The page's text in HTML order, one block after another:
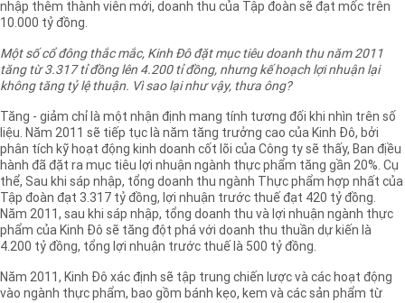
nhập thêm thành viên mới, doanh thu của Tập đoàn sẽ đạt mốc trên
10.000 tỷ đồng.
Một số cổ đông thắc mắc, Kinh Đô đặt mục tiêu doanh thu năm 2011
tăng từ 3.317 tỉ đồng lên 4.200 tỉ đồng, nhưng kế hoạch lợi nhuận lại
không tăng tỷ lệ thuận. Vì sao lại như vậy, thưa ông?
Tăng - giảm chỉ là một nhận định mang tính tương đối khi nhìn trên số
liệu. Năm 2011 sẽ tiếp tục là năm tăng trưởng cao của Kinh Đô, bởi
phân tích kỹ hoạt động kinh doanh cốt lõi của Công ty sẽ thấy, Ban địều
hành đã đặt ra mục tiêu lợi nhuận ngành thực phẩm tăng gần 20%. Cụ
thể, Sau khi sáp nhập, tổng doanh thu ngành Thực phẩm hợp nhất của
Tập đoàn đạt 3.317 tỷ đồng, lợi nhuận trước thuế đạt 420 tỷ đồng.
Năm 2011, sau khi sáp nhập, tổng doanh thu và lợi nhuận ngành thực
phẩm của Kinh Đô sẽ tăng đột phá với doanh thu thuần dự kiến là
4.200 tỷ đồng, tổng lợi nhuận trước thuế là 500 tỷ đồng.
Năm 2011, Kinh Đô xác định sẽ tập trung chiến lược và các hoạt động
vào ngành thực phẩm, bao gồm bánh kẹo, kem và các sản phẩm từ